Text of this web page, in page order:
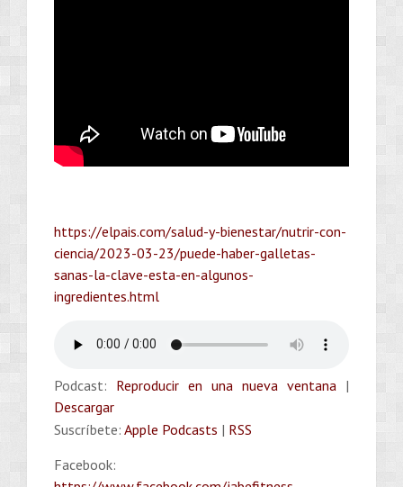
https://elpais.com/salud-y-bienestar/nutrir-con-
ciencia/2023-03-23/puede-haber-galletas-
sanas-la-clave-esta-en-algunos-
ingredientes.html
Podcast: Reproducir en una nueva ventana |
Descargar
Suscríbete: Apple Podcasts | RSS
Facebook: